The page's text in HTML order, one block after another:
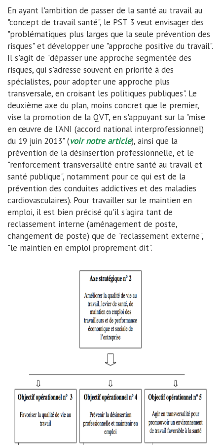
En ayant l'ambition de passer de la santé au travail au
"concept de travail santé", le PST 3 veut envisager des
"problématiques plus larges que la seule prévention des
risques" et développer une "approche positive du travail".
Il s'agit de "dépasser une approche segmentée des
risques, qui s'adresse souvent en priorité à des
spécialistes, pour adopter une approche plus
transversale, en croisant les politiques publiques". Le
deuxième axe du plan, moins concret que le premier,
vise la promotion de la QVT, en s'appuyant sur la "mise
en œuvre de l'ANI (accord national interprofessionnel)
du 19 juin 2013" (voir notre article), ainsi que la
prévention de la désinsertion professionnelle, et le
"renforcement transversalité entre santé au travail et
santé publique", notamment pour ce qui est de la
prévention des conduites addictives et des maladies
cardiovasculaires). Pour travailler sur le maintien en
emploi, il est bien précisé qu'il s'agira tant de
reclassement interne (aménagement de poste,
changement de poste) que de "reclassement externe",
"le maintien en emploi proprement dit".